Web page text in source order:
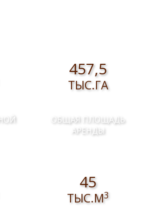
457,5
ТЫС.ГА
ОБЩАЯ ПЛОЩАДЬ
АРЕНДЫ
45
ТЫС.М3